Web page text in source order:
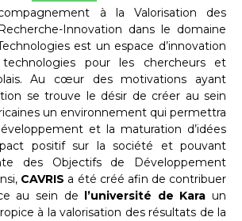
à la Valorisation des
Innovation dans le domaine
est un espace d’innovation
pour les chercheurs et
Au cœur des motivations ayant
se trouve le désir de créer au sein
un environnement qui permettra
et la maturation d’idées
positif sur la société et pouvant
des Objectifs de Développement
CAVRIS a été créé afin de contribuer
au sein de
l’université de Kara un
à la valorisation des résultats de la